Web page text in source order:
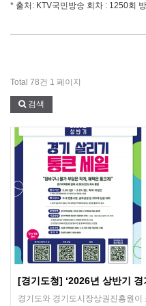
* 출처: KTV국민방송 회차 : 1250회
Total 78건 1 페이지
검색
[경기도청] ‘2026년 상반기
경기도와 경기도시장상권진흥원이